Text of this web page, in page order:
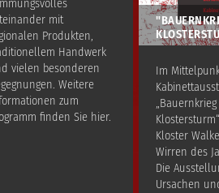
mit
Produkten,
Handwerk
vielen besonderen
Weitere
zum
finden Sie hier.
Im
Kloster
Wirren des
Die
Ursachen